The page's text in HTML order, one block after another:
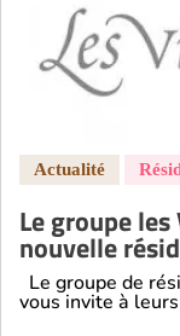
Le groupe
nouvelle
Le groupe de
vous invite à